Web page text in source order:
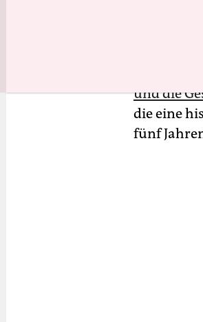
werden.
Sache in
und die
die eine
fünf